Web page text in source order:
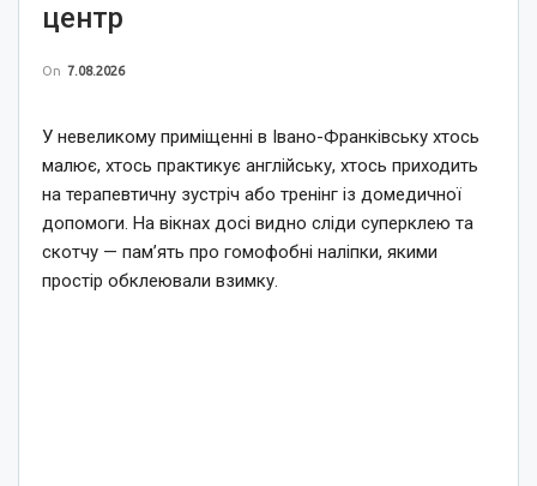
центр
On 7.08.2026
У невеликому приміщенні в Івано-Франківську хтось
малює, хтось практикує англійську, хтось приходить
на терапевтичну зустріч або тренінг із домедичної
допомоги. На вікнах досі видно сліди суперклею та
скотчу — пам’ять про гомофобні наліпки, якими
простір обклеювали взимку.